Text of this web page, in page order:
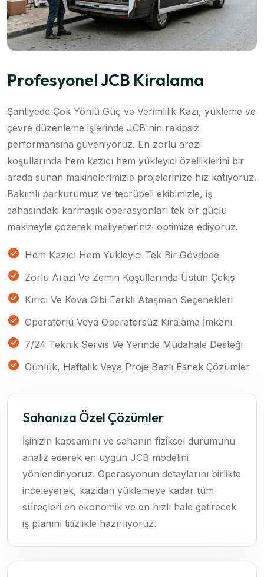
Profesyonel JCB Kiralama
Şantiyede Çok Yönlü Güç ve Verimlilik Kazı, yükleme ve
çevre düzenleme işlerinde JCB'nin rakipsiz
performansına güveniyoruz. En zorlu arazi
koşullarında hem kazıcı hem yükleyici özelliklerini bir
arada sunan makinelerimizle projelerinize hız katıyoruz.
Bakımlı parkurumuz ve tecrübeli ekibimizle, iş
sahasındaki karmaşık operasyonları tek bir güçlü
makineyle çözerek maliyetlerinizi optimize ediyoruz.
Hem Kazıcı Hem Yükleyici Tek Bir Gövdede
Zorlu Arazi Ve Zemin Koşullarında Üstün Çekiş
Kırıcı Ve Kova Gibi Farklı Ataşman Seçenekleri
Operatörlü Veya Operatörsüz Kiralama İmkanı
7/24 Teknik Servis Ve Yerinde Müdahale Desteği
Günlük, Haftalık Veya Proje Bazlı Esnek Çözümler
Sahanıza Özel Çözümler
İşinizin kapsamını ve sahanın fiziksel durumunu
analiz ederek en uygun JCB modelini
yönlendiriyoruz. Operasyonun detaylarını birlikte
inceleyerek, kazıdan yüklemeye kadar tüm
süreçleri en ekonomik ve en hızlı hale getirecek
iş planını titizlikle hazırlıyoruz.